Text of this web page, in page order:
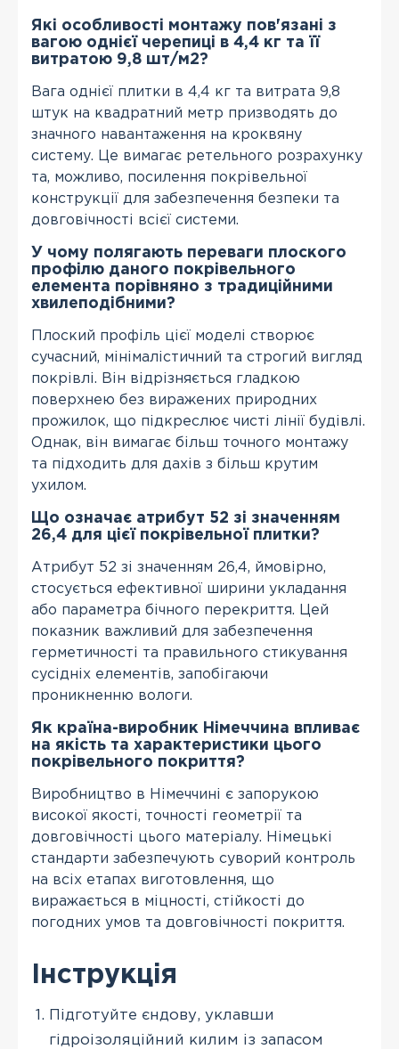
Які особливості монтажу пов'язані з
вагою однієї черепиці в 4,4 кг та її
витратою 9,8 шт/м2?
Вага однієї плитки в 4,4 кг та витрата 9,8
штук на квадратний метр призводять до
значного навантаження на кроквяну
систему. Це вимагає ретельного розрахунку
та, можливо, посилення покрівельної
конструкції для забезпечення безпеки та
довговічності всієї системи.
У чому полягають переваги плоского
профілю даного покрівельного
елемента порівняно з традиційними
хвилеподібними?
Плоский профіль цієї моделі створює
сучасний, мінімалістичний та строгий вигляд
покрівлі. Він відрізняється гладкою
поверхнею без виражених природних
прожилок, що підкреслює чисті лінії будівлі.
Однак, він вимагає більш точного монтажу
та підходить для дахів з більш крутим
ухилом.
Що означає атрибут 52 зі значенням
26,4 для цієї покрівельної плитки?
Атрибут 52 зі значенням 26,4, ймовірно,
стосується ефективної ширини укладання
або параметра бічного перекриття. Цей
показник важливий для забезпечення
герметичності та правильного стикування
сусідніх елементів, запобігаючи
проникненню вологи.
Як країна-виробник Німеччина впливає
на якість та характеристики цього
покрівельного покриття?
Виробництво в Німеччині є запорукою
високої якості, точності геометрії та
довговічності цього матеріалу. Німецькі
стандарти забезпечують суворий контроль
на всіх етапах виготовлення, що
виражається в міцності, стійкості до
погодних умов та довговічності покриття.
Інструкція
Підготуйте єндову, уклавши
гідроізоляційний килим із запасом